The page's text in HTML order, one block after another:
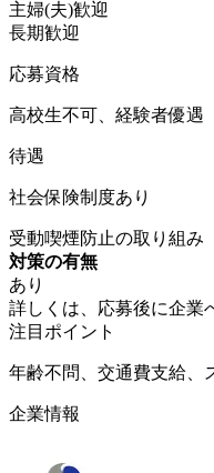
主婦(夫)歓迎
長期歓迎
応募資格
高校生不可、経験者優遇
待遇
社会保険制度あり
受動喫煙防止の取り組み
対策の有無
あり
詳しくは、応募後に企業
注目ポイント
年齢不問、交通費支給、
企業情報